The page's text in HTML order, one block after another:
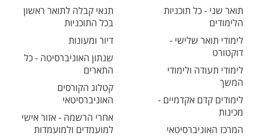
תואר שני - כל תוכניות
הלימודים
לימודי תואר שלישי -
דוקטורט
לימודי תעודה ולימודי
המשך
לימודים קדם אקדמיים -
מכינות
המרכז האוניברסיטאי
תנאי קבלה לתואר ראשון
בכל התוכניות
דיור ומעונות
שנתון האוניברסיטה - כל
התארים
קטלוג הקורסים
האוניברסיטאי
אחרי הרשמה - אזור אישי
למועמדים ולמועמדות